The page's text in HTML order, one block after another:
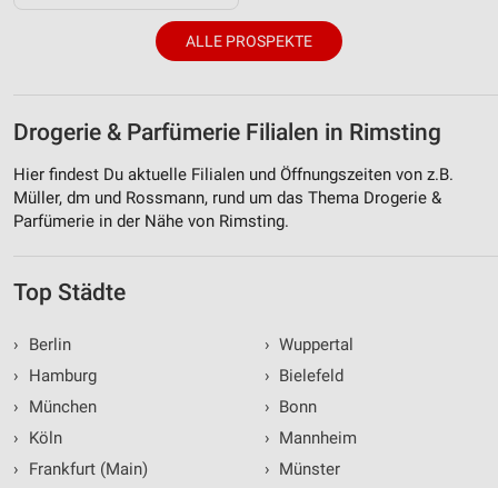
ALLE PROSPEKTE
Drogerie & Parfümerie Filialen in Rimsting
Hier findest Du aktuelle Filialen und Öffnungszeiten von z.B.
Müller, dm und Rossmann, rund um das Thema Drogerie &
Parfümerie in der Nähe von Rimsting.
Top Städte
›
Berlin
›
Hamburg
›
München
›
Köln
›
Frankfurt (Main)
› Wuppertal
› Bielefeld
› Bonn
› Mannheim
› Münster